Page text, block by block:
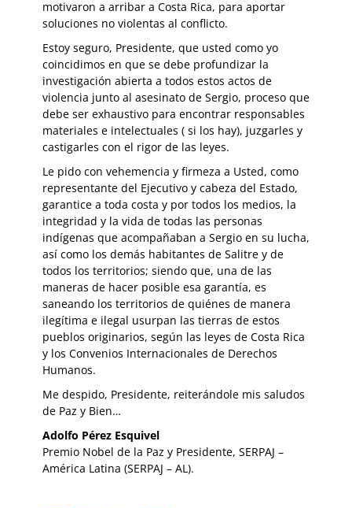
motivaron a arribar a Costa Rica, para aportar
soluciones no violentas al conflicto.
Estoy seguro, Presidente, que usted como yo
coincidimos en que se debe profundizar la
investigación abierta a todos estos actos de
violencia junto al asesinato de Sergio, proceso que
debe ser exhaustivo para encontrar responsables
materiales e intelectuales ( si los hay), juzgarles y
castigarles con el rigor de las leyes.
Le pido con vehemencia y firmeza a Usted, como
representante del Ejecutivo y cabeza del Estado,
garantice a toda costa y por todos los medios, la
integridad y la vida de todas las personas
indígenas que acompañaban a Sergio en su lucha,
así como los demás habitantes de Salitre y de
todos los territorios; siendo que, una de las
maneras de hacer posible esa garantía, es
saneando los territorios de quiénes de manera
ilegítima e ilegal usurpan las tierras de estos
pueblos originarios, según las leyes de Costa Rica
y los Convenios Internacionales de Derechos
Humanos.
Me despido, Presidente, reiterándole mis saludos
de Paz y Bien…
Adolfo Pérez Esquivel
Premio Nobel de la Paz y Presidente, SERPAJ –
América Latina (SERPAJ – AL).